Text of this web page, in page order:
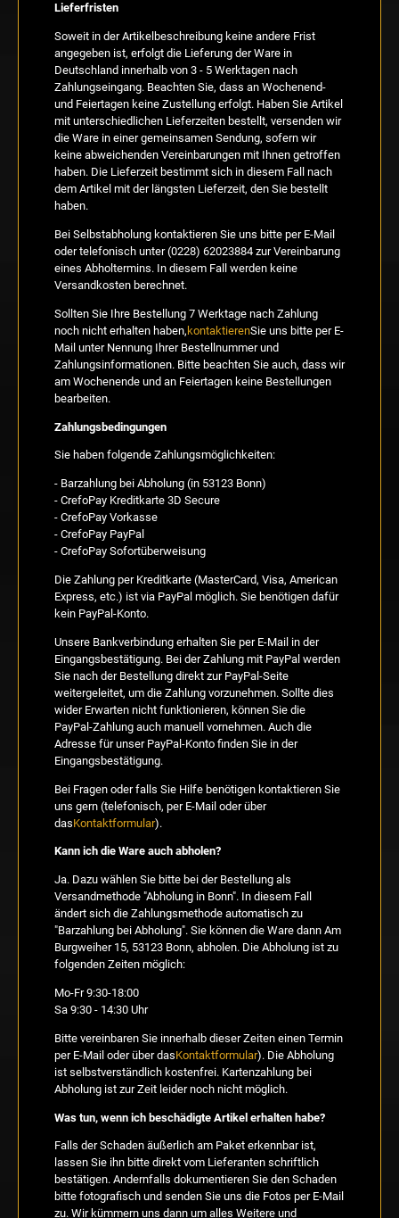
Lieferfristen
Soweit in der Artikelbeschreibung keine andere Frist
angegeben ist, erfolgt die Lieferung der Ware in
Deutschland innerhalb von 3 - 5 Werktagen nach
Zahlungseingang. Beachten Sie, dass an Wochenend-
und Feiertagen keine Zustellung erfolgt. Haben Sie Artikel
mit unterschiedlichen Lieferzeiten bestellt, versenden wir
die Ware in einer gemeinsamen Sendung, sofern wir
keine abweichenden Vereinbarungen mit Ihnen getroffen
haben. Die Lieferzeit bestimmt sich in diesem Fall nach
dem Artikel mit der längsten Lieferzeit, den Sie bestellt
haben.
Bei Selbstabholung kontaktieren Sie uns bitte per E-Mail
oder telefonisch unter (0228) 62023884 zur Vereinbarung
eines Abholtermins. In diesem Fall werden keine
Versandkosten berechnet.
Sollten Sie Ihre Bestellung 7 Werktage nach Zahlung
noch nicht erhalten haben, kontaktierenSie uns bitte per E-
Mail unter Nennung Ihrer Bestellnummer und
Zahlungsinformationen. Bitte beachten Sie auch, dass wir
am Wochenende und an Feiertagen keine Bestellungen
bearbeiten.
Zahlungsbedingungen
Sie haben folgende Zahlungsmöglichkeiten:
- Barzahlung bei Abholung (in 53123 Bonn)
- CrefoPay Kreditkarte 3D Secure
- CrefoPay Vorkasse
- CrefoPay PayPal
- CrefoPay Sofortüberweisung
Die Zahlung per Kreditkarte (MasterCard, Visa, American
Express, etc.) ist via PayPal möglich. Sie benötigen dafür
kein PayPal-Konto.
Unsere Bankverbindung erhalten Sie per E-Mail in der
Eingangsbestätigung. Bei der Zahlung mit PayPal werden
Sie nach der Bestellung direkt zur PayPal-Seite
weitergeleitet, um die Zahlung vorzunehmen. Sollte dies
wider Erwarten nicht funktionieren, können Sie die
PayPal-Zahlung auch manuell vornehmen. Auch die
Adresse für unser PayPal-Konto finden Sie in der
Eingangsbestätigung.
Bei Fragen oder falls Sie Hilfe benötigen kontaktieren Sie
uns gern (telefonisch, per E-Mail oder über
dasKontaktformular).
Kann ich die Ware auch abholen?
Ja. Dazu wählen Sie bitte bei der Bestellung als
Versandmethode "Abholung in Bonn". In diesem Fall
ändert sich die Zahlungsmethode automatisch zu
"Barzahlung bei Abholung". Sie können die Ware dann Am
Burgweiher 15, 53123 Bonn, abholen. Die Abholung ist zu
folgenden Zeiten möglich:
Mo-Fr 9:30-18:00
Sa 9:30 - 14:30 Uhr
Bitte vereinbaren Sie innerhalb dieser Zeiten einen Termin
per E-Mail oder über dasKontaktformular). Die Abholung
ist selbstverständlich kostenfrei. Kartenzahlung bei
Abholung ist zur Zeit leider noch nicht möglich.
Was tun, wenn ich beschädigte Artikel erhalten habe?
Falls der Schaden äußerlich am Paket erkennbar ist,
lassen Sie ihn bitte direkt vom Lieferanten schriftlich
bestätigen. Andernfalls dokumentieren Sie den Schaden
bitte fotografisch und senden Sie uns die Fotos per E-Mail
zu. Wir kümmern uns dann um alles Weitere und